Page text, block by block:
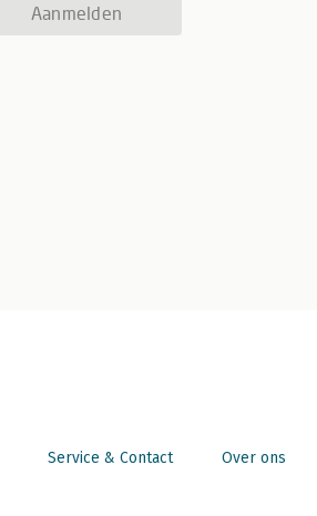
Aanmelden
Service & Contact Over ons